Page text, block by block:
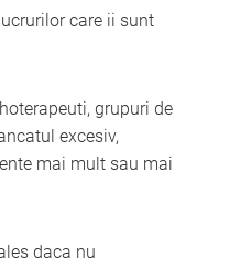
care ii sunt
grupuri de
excesiv,
mai mult sau mai
daca nu